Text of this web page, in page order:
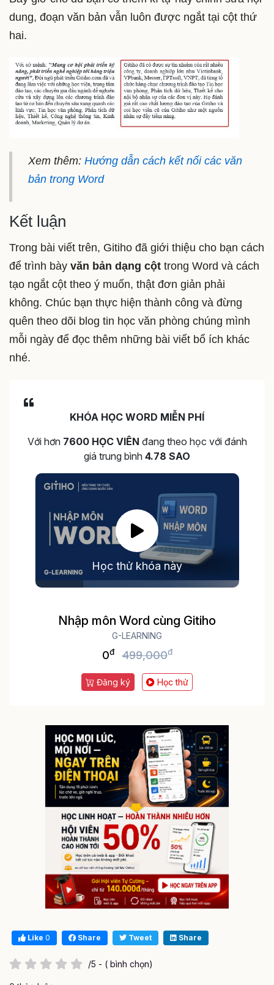
dung, đoạn văn bản vẫn luôn được ngắt tại cột thứ
hai.
Xem thêm: Hướng dẫn cách kết nối các văn
bản trong Word
Kết luận
Trong bài viết trên, Gitiho đã giới thiệu cho bạn cách
để trình bày văn bản dạng cột trong Word và cách
tạo ngắt cột theo ý muốn, thật đơn giản phải
không. Chúc bạn thực hiện thành công và đừng
quên theo dõi blog tin học văn phòng chúng mình
mỗi ngày để đọc thêm những bài viết bổ ích khác
nhé.
KHÓA HỌC WORD MIỄN PHÍ
Với hơn 7600 HỌC VIÊN đang theo học với đánh
giá trung bình 4.78 SAO
Học thử khóa này
Nhập môn Word cùng Gitiho
G-LEARNING
0đ 499,000đ
Đăng ký Học thử
Like 0 Share Tweet Share
/5 - ( bình chọn)